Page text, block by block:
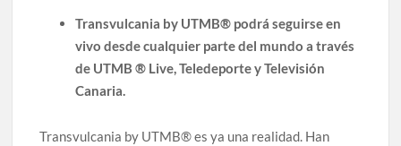
Transvulcania by UTMB® podrá seguirse en
vivo desde cualquier parte del mundo a través
de UTMB ® Live, Teledeporte y Televisión
Canaria.
Transvulcania by UTMB® es ya una realidad. Han